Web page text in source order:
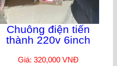
Chuông điện tiến
thành 220v 6inch
Giá: 320,000 VNĐ